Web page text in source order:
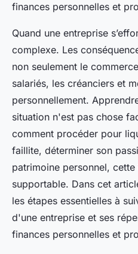
finances personnelles et
Quand une entreprise
complexe. Les
non seulement le
salariés, les créanciers et
personnellement.
situation n'est pas chose
comment procéder pour
faillite, déterminer son
patrimoine personnel,
supportable. Dans cet
les étapes essentielles à
d'une entreprise et ses
finances personnelles et